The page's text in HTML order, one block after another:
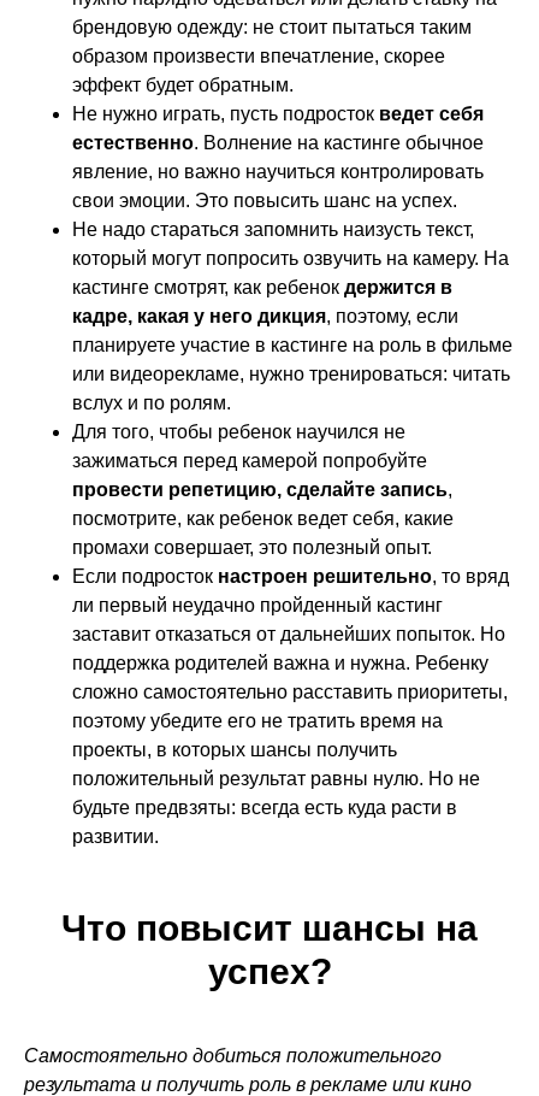
брендовую одежду: не стоит пытаться таким
образом произвести впечатление, скорее
эффект будет обратным.
Не нужно играть, пусть подросток ведет себя
естественно. Волнение на кастинге обычное
явление, но важно научиться контролировать
свои эмоции. Это повысить шанс на успех.
Не надо стараться запомнить наизусть текст,
который могут попросить озвучить на камеру. На
кастинге смотрят, как ребенок держится в
кадре, какая у него дикция, поэтому, если
планируете участие в кастинге на роль в фильме
или видеорекламе, нужно тренироваться: читать
вслух и по ролям.
Для того, чтобы ребенок научился не
зажиматься перед камерой попробуйте
провести репетицию, сделайте запись,
посмотрите, как ребенок ведет себя, какие
промахи совершает, это полезный опыт.
Если подросток настроен решительно, то вряд
ли первый неудачно пройденный кастинг
заставит отказаться от дальнейших попыток. Но
поддержка родителей важна и нужна. Ребенку
сложно самостоятельно расставить приоритеты,
поэтому убедите его не тратить время на
проекты, в которых шансы получить
положительный результат равны нулю. Но не
будьте предвзяты: всегда есть куда расти в
развитии.
Что повысит шансы на
успех?
Самостоятельно добиться положительного
результата и получить роль в рекламе или кино
+7 499 322 21 09
© 2007-2026 Все права защищены.
Политика конфиденциальности
Полежаевская, 1-ая Магистральная
улица, 25, 2 этаж, офис 12
info@topsecretmodel.ru
с 10:00 до 19:00 без выходных
ИП Саватеева Дарья Валерьевна,
ИНН: 770501593933,
ОГРНИП: 309774626500411